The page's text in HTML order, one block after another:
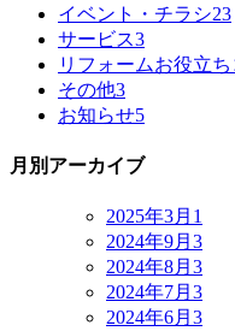
イベント・チラシ23
サービス3
リフォームお役立ち
その他3
お知らせ5
月別アーカイブ
2025年3月 1
2024年9月 3
2024年8月 3
2024年7月 3
2024年6月 3